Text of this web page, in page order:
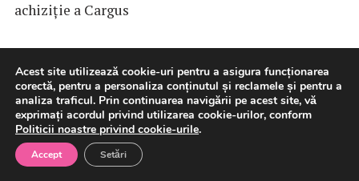
achiziție a Cargus
Acest site utilizează cookie-uri pentru a asigura funcționarea
corectă, pentru a personaliza conținutul și reclamele și pentru a
analiza traficul. Prin continuarea navigării pe acest site, vă
exprimați acordul privind utilizarea cookie-urilor, conform
Politicii noastre privind cookie-urile.
Accept Setări